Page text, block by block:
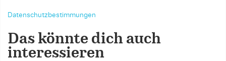
Datenschutzbestimmungen
Das könnte dich auch
interessieren